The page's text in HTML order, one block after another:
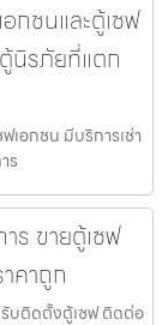
กชนและตู้เซฟ
ตู้นิรภัยที่แตก
เอกชน มีบริการเช่า
ร
ร ขายตู้เซฟ
คาถูก
รับติดตั้งตู้เซฟ ติดต่อ